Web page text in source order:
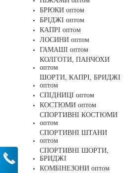
БРЮКИ оптом
БРІДЖІ оптом
КАПРІ оптом
ЛОСИНИ оптом
ГАМАШІ оптом
КОЛГОТИ, ПАНЧОХИ
оптом
ШОРТИ, КАПРІ, БРИДЖІ
оптом
СПІДНИЦІ оптом
КОСТЮМИ оптом
СПОРТИВНІ КОСТЮМИ
оптом
СПОРТИВНІ ШТАНИ
оптом
СПОРТИВНІ ШОРТИ,
БРИДЖІ
КОМБІНЕЗОНИ оптом